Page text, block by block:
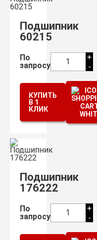
Подшипник
60215
По
запросу
1
+
-
КУПИТЬ
В 1
КЛИК
Подшипник
176222
По
запросу
1
+
-